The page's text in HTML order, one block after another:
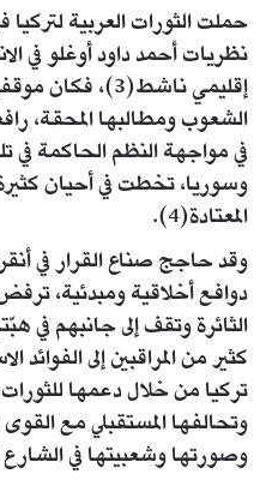
حملت الثورات العربية
نظريات أحمد داود أوغلو في
إقليمي ناشط(3)،
الشعوب ومطالبها المحقة،
في مواجهة النظم الحاكمة في
وسوريا، تخطت في أحيان
المعتادة(4).
وقد حاجج صناع القرار في
دوافع أخلاقية ومبدئية،
الثائرة وتقف إلى جانبهم في
كثير من المراقبين إلى الفوائد
تركيا من خلال دعمها
وتحالفها المستقبلي مع
وصورتها وشعبيتها في الشارع